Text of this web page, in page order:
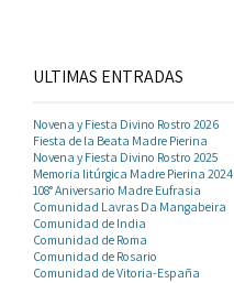
ULTIMAS ENTRADAS
Novena y Fiesta Divino Rostro 2026
Fiesta de la Beata Madre Pierina
Novena y Fiesta Divino Rostro 2025
Memoria litúrgica Madre Pierina 2024
108° Aniversario Madre Eufrasia
Comunidad Lavras Da Mangabeira
Comunidad de India
Comunidad de Roma
Comunidad de Rosario
Comunidad de Vitoria-España